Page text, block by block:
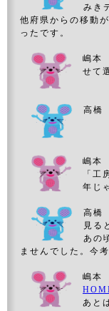
みき
他府県からの移動
ったです。
嶋本
せて
高橋
嶋本
「工
年
高橋
見る
あの
ませんでした。今
嶋本
あ